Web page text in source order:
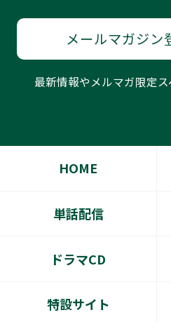
メールマガジン
最新情報やメルマガ限定
HOME
単話配信
ドラマCD
特設サイト